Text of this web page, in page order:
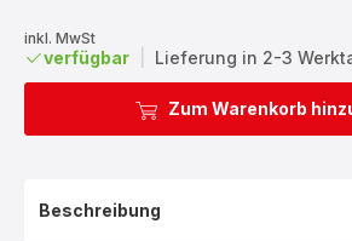
inkl. MwSt
verfügbar Lieferung in 2-3
Zum Warenkorb
Beschreibung